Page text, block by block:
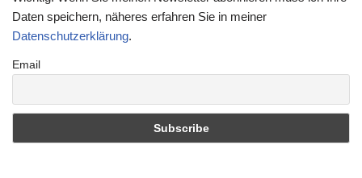
Daten speichern, näheres erfahren Sie in meiner
Datenschutzerklärung.
Email